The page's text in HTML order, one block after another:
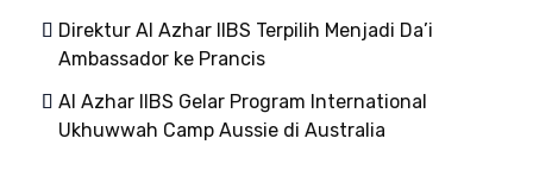
Direktur Al Azhar IIBS Terpilih Menjadi Da’i
Ambassador ke Prancis
Al Azhar IIBS Gelar Program International
Ukhuwwah Camp Aussie di Australia